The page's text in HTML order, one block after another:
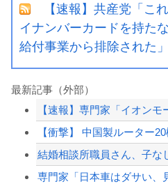
【速報】共産党「こ
イナンバーカードを持た
給付事業から排除された」
最新記事（外部）
専門家「日本車はダサい、